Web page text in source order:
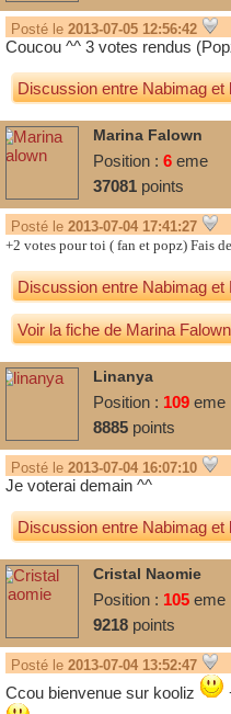
Posté le 2013-07-05 12:56:42
Coucou ^^ 3 votes rendus
Discussion entreNabimaget
Marina Falown
Position : 6 eme
37081 points
Posté le 2013-07-04 17:41:27
+2 votes pour toi ( fan et popz) Fais
Discussion entreNabimaget
Voir la fiche de Marina Falown
Linanya
Position : 109 eme
8885 points
Posté le 2013-07-04 16:07:10
Je voterai demain ^^
Discussion entreNabimaget
Cristal Naomie
Position : 105 eme
9218 points
Posté le 2013-07-04 13:52:47
Ccou bienvenue sur kooliz